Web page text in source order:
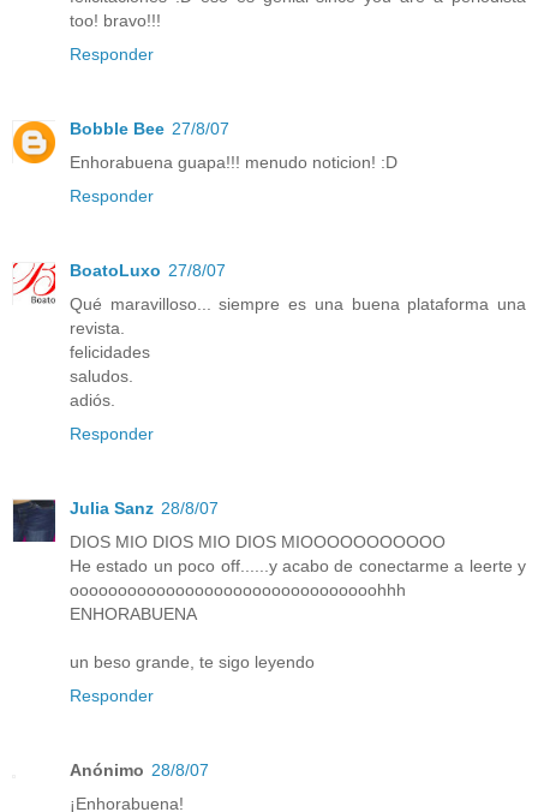
too! bravo!!!
Responder
Bobble Bee 27/8/07
Enhorabuena guapa!!! menudo noticion! :D
Responder
BoatoLuxo 27/8/07
Qué maravilloso... siempre es una buena plataforma una
revista.
felicidades
saludos.
adiós.
Responder
Julia Sanz 28/8/07
DIOS MIO DIOS MIO DIOS MIOOOOOOOOOOO
He estado un poco off......y acabo de conectarme a leerte y
oooooooooooooooooooooooooooooooohhh
ENHORABUENA
un beso grande, te sigo leyendo
Responder
Anónimo 28/8/07
¡Enhorabuena!